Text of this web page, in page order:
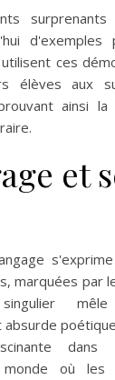
d'exemples
ces
élèves aux
ainsi
et
marquées par
mêle
où les